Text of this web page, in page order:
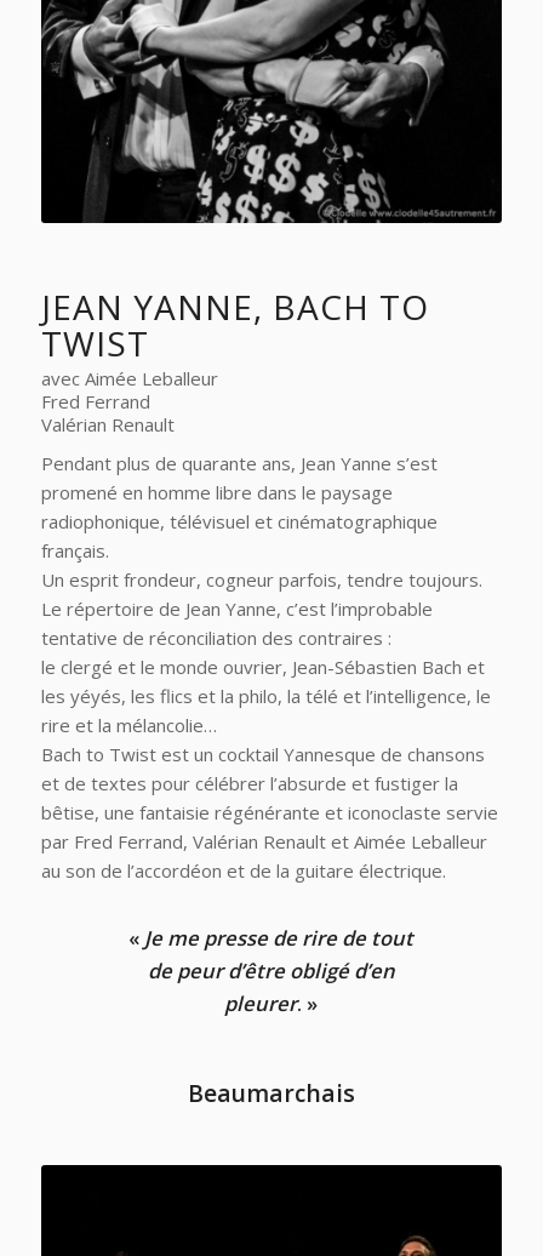
JEAN YANNE, BACH TO
TWIST
avec Aimée Leballeur
Fred Ferrand
Valérian Renault
Pendant plus de quarante ans, Jean Yanne s’est
promené en homme libre dans le paysage
radiophonique, télévisuel et cinématographique
français.
Un esprit frondeur, cogneur parfois, tendre toujours.
Le répertoire de Jean Yanne, c’est l’improbable
tentative de réconciliation des contraires :
le clergé et le monde ouvrier, Jean-Sébastien Bach et
les yéyés, les flics et la philo, la télé et l’intelligence, le
rire et la mélancolie…
Bach to Twist est un cocktail Yannesque de chansons
et de textes pour célébrer l’absurde et fustiger la
bêtise, une fantaisie régénérante et iconoclaste servie
par Fred Ferrand, Valérian Renault et Aimée Leballeur
au son de l’accordéon et de la guitare électrique.
« Je me presse de rire de tout
de peur d’être obligé d’en
pleurer. »
Beaumarchais